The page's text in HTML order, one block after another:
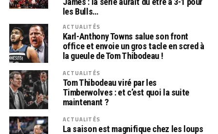
les Bulls…
ACTUALITÉS
Karl-Anthony Towns salue son front
office et envoie un gros tacle en scred à
la gueule de Tom Thibodeau !
ACTUALITÉS
Tom Thibodeau viré par les
Timberwolves : et c’est quoi la suite
maintenant ?
ACTUALITÉS
La saison est magnifique chez les loups